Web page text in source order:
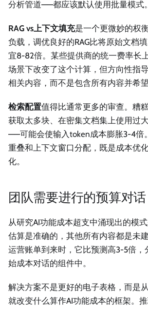
分析管道——都应该默认使用批量模式。
RAG vs上下文填充是一个更微妙的权
负载，调优良好的RAG比将原始文档
宜8-82倍。某些提供商的统一费率长
场景下改变了这个计算，但方向性指
相关内容，而不是包含所有内容并希
检索配置值得比通常更多的审查。糟
获取太多块、在密集文档集上使用过
——可能会使输入token成本膨胀3-4倍
重叠和上下文窗口分配，既是成本优
化。
团队需要进行的预算对话
从研究AI功能成本超支中涌现出的模
估算是准确的，其他所有内容都是未
运营账单到来时，它比预测高3-5倍，
始成本对话的组件中。
解决方案不是更好的电子表格，而是
就改变什么算作AI功能成本的框架。